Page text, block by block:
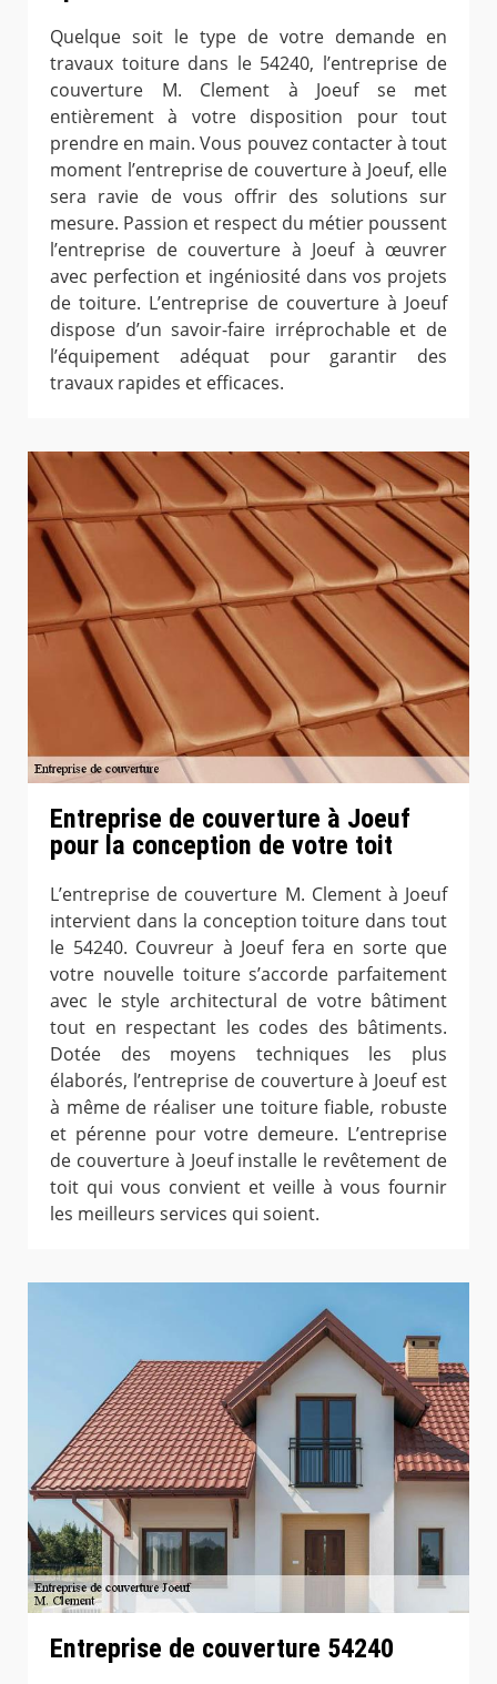
Quelque soit le type de votre demande en
travaux toiture dans le 54240, l’entreprise de
couverture M. Clement à Joeuf se met
entièrement à votre disposition pour tout
prendre en main. Vous pouvez contacter à tout
moment l’entreprise de couverture à Joeuf, elle
sera ravie de vous offrir des solutions sur
mesure. Passion et respect du métier poussent
l’entreprise de couverture à Joeuf à œuvrer
avec perfection et ingéniosité dans vos projets
de toiture. L’entreprise de couverture à Joeuf
dispose d’un savoir-faire irréprochable et de
l’équipement adéquat pour garantir des
travaux rapides et efficaces.
Entreprise de couverture à Joeuf
pour la conception de votre toit
L’entreprise de couverture M. Clement à Joeuf
intervient dans la conception toiture dans tout
le 54240. Couvreur à Joeuf fera en sorte que
votre nouvelle toiture s’accorde parfaitement
avec le style architectural de votre bâtiment
tout en respectant les codes des bâtiments.
Dotée des moyens techniques les plus
élaborés, l’entreprise de couverture à Joeuf est
à même de réaliser une toiture fiable, robuste
et pérenne pour votre demeure. L’entreprise
de couverture à Joeuf installe le revêtement de
toit qui vous convient et veille à vous fournir
les meilleurs services qui soient.
Entreprise de couverture 54240